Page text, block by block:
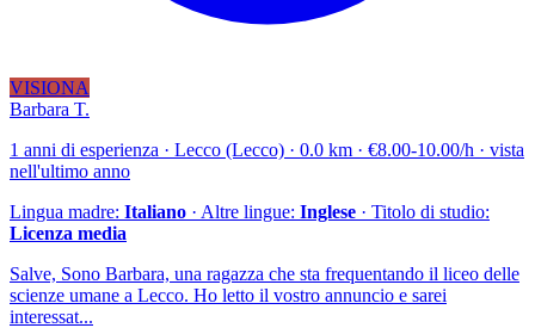
VISIONA
Barbara T.
1 anni di esperienza · Lecco (Lecco) · 0.0 km · €8.00-10.00/h · vista
nell'ultimo anno
Lingua madre: Italiano · Altre lingue: Inglese · Titolo di studio:
Licenza media
Salve, Sono Barbara, una ragazza che sta frequentando il liceo delle
scienze umane a Lecco. Ho letto il vostro annuncio e sarei
interessat...